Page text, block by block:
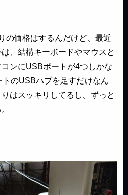
の価格はするんだけど、最近
、結構キーボードやマウスと
ンにUSBポートが4つしかな
のUSBハブを足すだけなん
はスッキリしてるし、ずっと